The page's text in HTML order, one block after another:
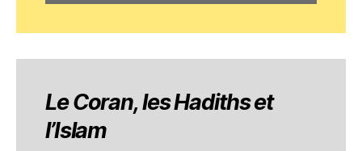
Le Coran, les Hadiths et
l’Islam